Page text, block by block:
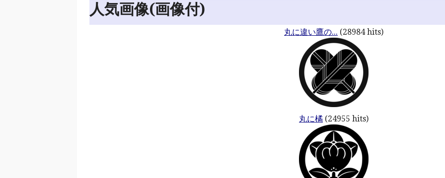
人気画像(画像付)
丸に違い鷹の... (28984 hits)
丸に橘 (24955 hits)